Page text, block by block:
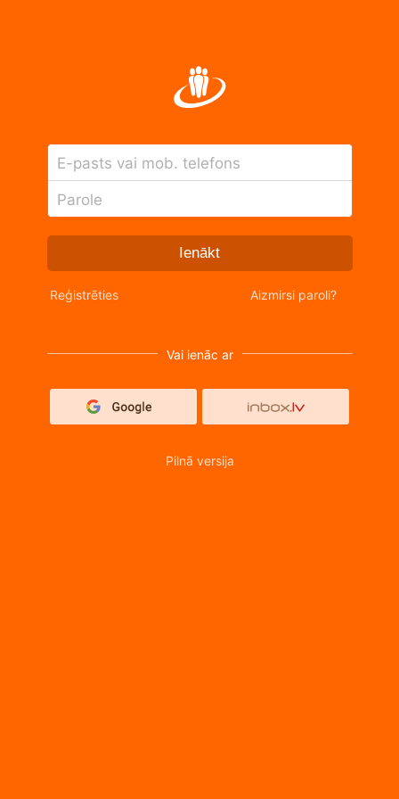
E-pasts vai mob. telefons
Parole
Ienākt
Reģistrēties Aizmirsi paroli?
Vai ienāc ar
Pilnā versija